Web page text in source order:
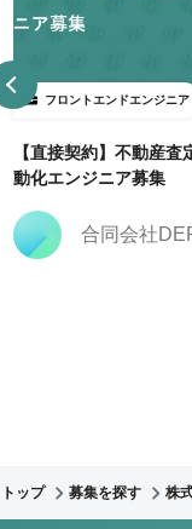
フロントエンドエンジニア
【直接契約】不動産査
動化エンジニア募集
合同会社
トップ 募集を探す 株